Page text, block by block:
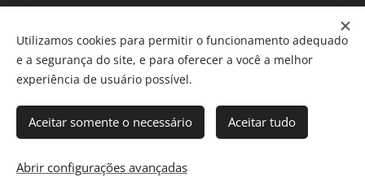
2011-2026 - Todos os direitos reservados. Reprodução de
artigos somente com citação da fonte oulink para a matéria.
Utilizamos cookies para permitir o funcionamento adequado
e a segurança do site, e para oferecer a você a melhor
experiência de usuário possível.
Aceitar somente o necessário Aceitar tudo
Abrir configurações avançadas